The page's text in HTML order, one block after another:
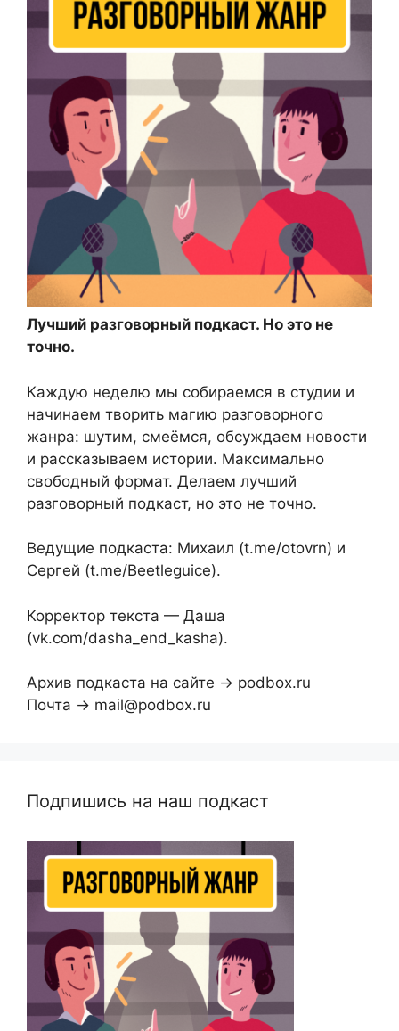
Лучший разговорный подкаст. Но это не
точно.
Каждую неделю мы собираемся в студии и
начинаем творить магию разговорного
жанра: шутим, смеёмся, обсуждаем новости
и рассказываем истории. Максимально
свободный формат. Делаем лучший
разговорный подкаст, но это не точно.
Ведущие подкаста: Михаил (t.me/otovrn) и
Сергей (t.me/Beetleguice).
Корректор текста — Даша
(vk.com/dasha_end_kasha).
Архив подкаста на сайте → podbox.ru
Почта → mail@podbox.ru
Подпишись на наш подкаст